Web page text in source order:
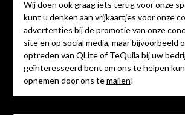
Wij doen ook graag iets terug voor onze
kunt u denken aan vrijkaartjes voor onze
advertenties bij de promotie van onze
site en op social media, maar bijvoorbeeld
optreden van QLite of TeQuila bij uw
geïnteresseerd bent om ons te helpen
opnemen door ons temailen!